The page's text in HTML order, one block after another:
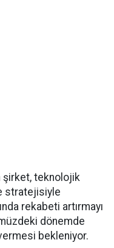
şirket, teknolojik
stratejisiyle
rekabeti artırmayı
dönemde
bekleniyor.